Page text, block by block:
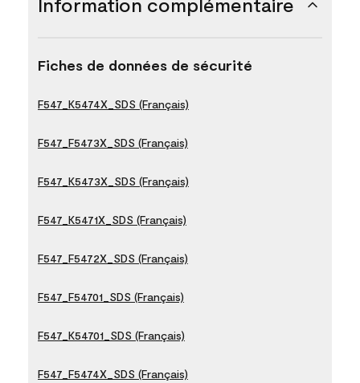
Fiches de données de sécurité
F547_K5474X_SDS (Français)
F547_F5473X_SDS (Français)
F547_K5473X_SDS (Français)
F547_K5471X_SDS (Français)
F547_F5472X_SDS (Français)
F547_F54701_SDS (Français)
F547_K54701_SDS (Français)
F547_F5474X_SDS (Français)